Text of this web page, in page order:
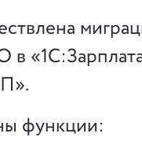
в
функции: